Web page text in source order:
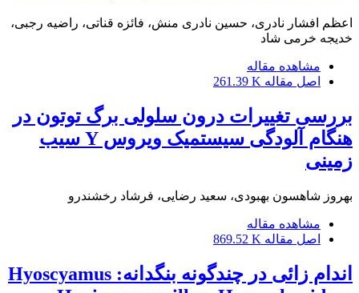
اعظم افشار نادری، حسین نادری منش، فائزه قناتی، راضیه رجبی،
خدیجه خرمی شاد
مشاهده مقاله
اصل مقاله 261.39 K
بررسی تغییرات درون سلولی برگ توتون در
هنگام آلودگی سیستمیک ویروس ‎‎‎Y سیب
زمینی
بهروز شاهسون بهبودی، سعید رضایی، فرشاد رخشندرو
مشاهده مقاله
اصل مقاله 869.52 K
اندام زائی در چندگونه بنگدانه: Hyoscyamus